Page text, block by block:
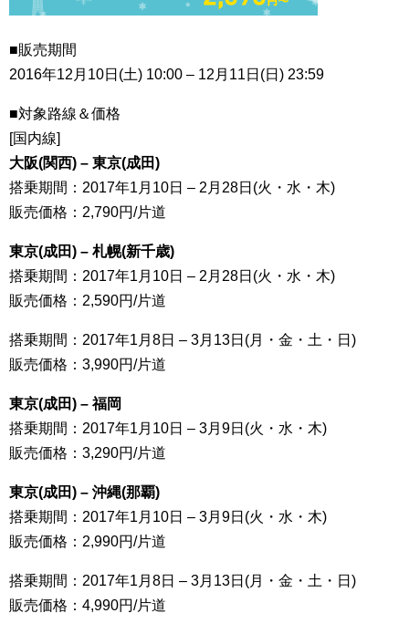
■販売期間
2016年12月10日(土) 10:00 – 12月11日(日) 23:59
■対象路線＆価格
[国内線]
大阪(関西) – 東京(成田)
搭乗期間：2017年1月10日 – 2月28日(火・水・木)
販売価格：2,790円/片道
東京(成田) – 札幌(新千歳)
搭乗期間：2017年1月10日 – 2月28日(火・水・木)
販売価格：2,590円/片道
搭乗期間：2017年1月8日 – 3月13日(月・金・土・日)
販売価格：3,990円/片道
東京(成田) – 福岡
搭乗期間：2017年1月10日 – 3月9日(火・水・木)
販売価格：3,290円/片道
東京(成田) – 沖縄(那覇)
搭乗期間：2017年1月10日 – 3月9日(火・水・木)
販売価格：2,990円/片道
搭乗期間：2017年1月8日 – 3月13日(月・金・土・日)
販売価格：4,990円/片道